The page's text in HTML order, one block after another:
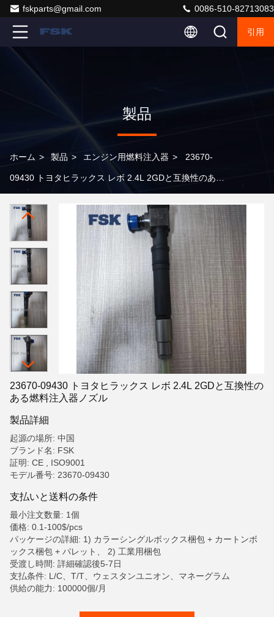
fskparts@gmail.com 0086-510-82713083
引用
製品
ホーム > 製品 > エンジン用燃料注入器 > 23670-
09430 トヨタヒラックス レボ 2.4L 2GDと互換性のある
23670-09430 トヨタヒラックス レボ 2.4L 2GDと互換性の
ある燃料注入器ノズル
製品詳細
起源の場所: 中国
ブランド名: FSK
証明: CE , ISO9001
モデル番号: 23670-09430
支払いと送料の条件
最小注文数量: 1個
価格: 0.1-100$/pcs
パッケージの詳細: 1) カラーシングルボックス梱包 + カートンボ
ックス梱包 + パレット、 2) 工業用梱包
受渡し時間: 詳細確認後5-7日
支払条件: L/C、T/T、ウェスタンユニオン、マネーグラム
供給の能力: 100000個/月